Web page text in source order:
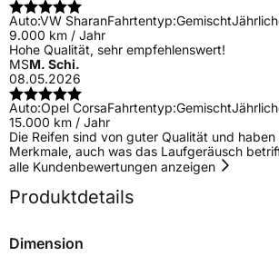
Auto:VW SharanFahrtentyp:Gemischt
9.000 km / Jahr
Hohe Qualität, sehr empfehlenswert!
MSM. Schi.
08.05.2026
Auto:Opel CorsaFahrtentyp:Gemischt
15.000 km / Jahr
Die Reifen sind von guter Qualität und
Merkmale, auch was das Laufgeräusch
alle Kundenbewertungen anzeigen
Produktdetails
Dimension